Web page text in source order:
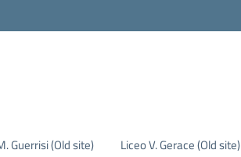
Guerrisi (Old site) Liceo V. Gerace (Old site)